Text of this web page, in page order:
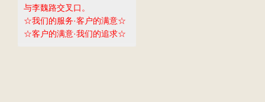
与李魏路交叉口。
☆我们的服务·客户的满意☆
☆客户的满意·我们的追求☆